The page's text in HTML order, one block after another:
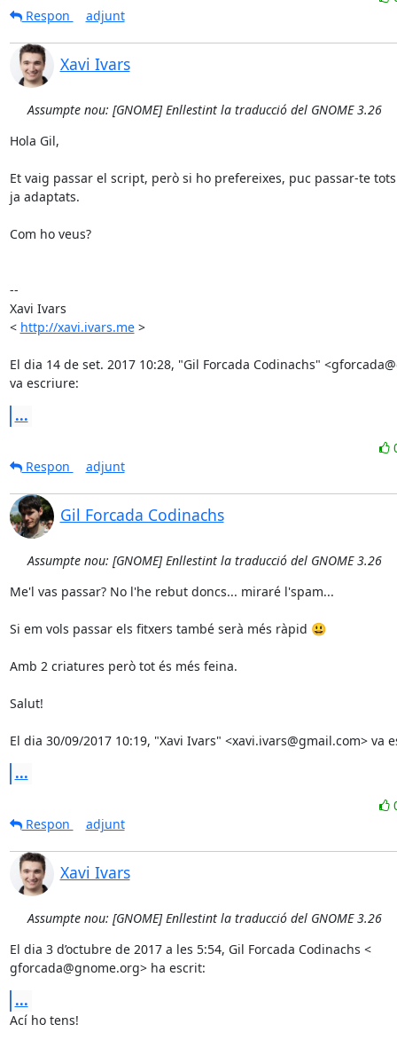
Respon
adjunt
Xavi Ivars
Assumpte nou: [GNOME] Enllestint la traducció del GNOME 3.26
Hola Gil,
Et vaig passar el script, però si ho prefereixes, puc passar-te
ja adaptats.
Com ho veus?
--
Xavi Ivars
< http://xavi.ivars.me >
El dia 14 de set. 2017 10:28, "Gil Forcada Codinachs"
va escriure:
...
Respon
adjunt
Gil Forcada Codinachs
Assumpte nou: [GNOME] Enllestint la traducció del GNOME 3.26
Me'l vas passar? No l'he rebut doncs... miraré l'spam...
Si em vols passar els fitxers també serà més ràpid 😃
Amb 2 criatures però tot és més feina.
Salut!
El dia 30/09/2017 10:19, "Xavi Ivars" <xavi.ivars@gmail.com> va
...
Respon
adjunt
Xavi Ivars
Assumpte nou: [GNOME] Enllestint la traducció del GNOME 3.26
El dia 3 d’octubre de 2017 a les 5:54, Gil Forcada Codinachs <
gforcada@gnome.org> ha escrit:
...
Ací ho tens!